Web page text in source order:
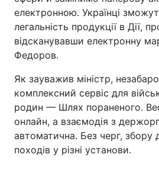
електронною. Українці
легальність продукції в Дії,
відсканувавши електронну
Федоров.
Як зауважив міністр,
комплексний сервіс для
родин — Шлях пораненого.
онлайн, а взаємодія з
автоматична. Без черг, збору
походів у різні установи.